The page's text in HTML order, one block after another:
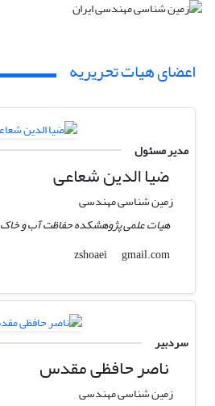
اعضای هیات تحریریه
مدیر مسئول
ضیا الدین شعاعی
زمین شناسی مهندسی
هیات علمی پژوهشکده حفاظت آب و خاک
zshoaei
gmail.com
سردبیر
ناصر حافظی مقدس
زمین شناسی مهندسی